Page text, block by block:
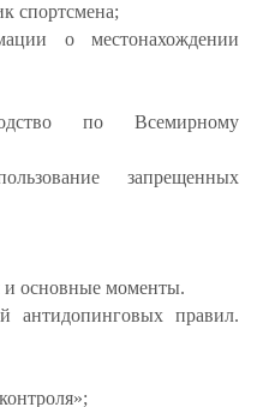
спортсмена;
о местонахождении
по Всемирному
запрещенных
основные моменты.
правил.